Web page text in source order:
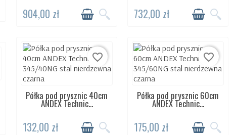
904,00 zł 732,00 zł
DOSTĘPNY 24H
favorite_border
Półka pod prysznic 40cm
ANDEX Technic...
132,00 zł
DOSTĘPNY 24H
favorite_border
Półka pod prysznic 60cm
ANDEX Technic...
175,00 zł